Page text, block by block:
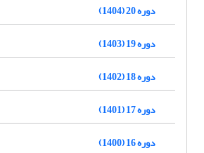
دوره 20 (1404)
دوره 19 (1403)
دوره 18 (1402)
دوره 17 (1401)
دوره 16 (1400)